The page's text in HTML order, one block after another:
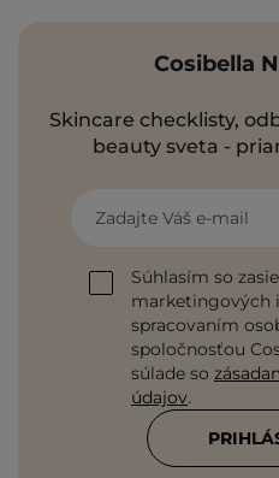
Cosibella
Skincare checklisty,
beauty sveta -
Zadajte Váš e-mail
Súhlasím so
marketingových
spracovaním
spoločnosťou
súlade so
údajov.